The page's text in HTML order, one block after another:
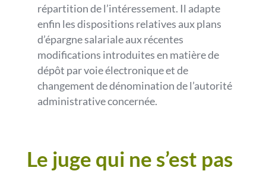
répartition de l’intéressement. Il adapte
enfin les dispositions relatives aux plans
d’épargne salariale aux récentes
modifications introduites en matière de
dépôt par voie électronique et de
changement de dénomination de l’autorité
administrative concernée.
Le juge qui ne s’est pas